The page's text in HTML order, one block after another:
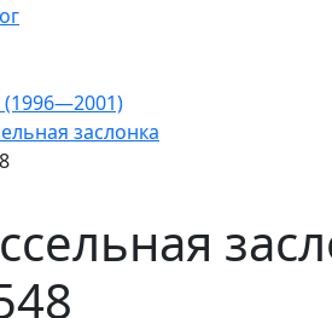
(1996—2001)
заслонка